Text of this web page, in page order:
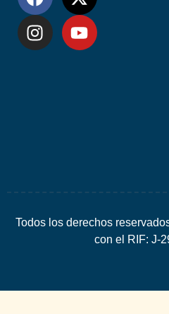
Todos los derechos
con el RIF: J-